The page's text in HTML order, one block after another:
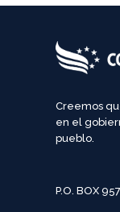
Creemos
en el
pueblo.
P.O. BOX